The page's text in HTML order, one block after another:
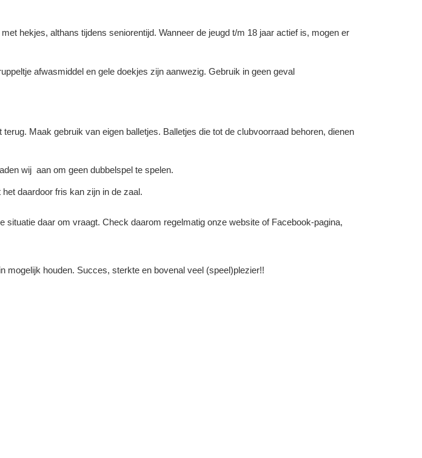
hekjes, althans tijdens seniorentijd. Wanneer de jeugd t/m 18 jaar actief is, mogen er
afwasmiddel en gele doekjes zijn aanwezig. Gebruik in geen geval
Maak gebruik van eigen balletjes. Balletjes die tot de clubvoorraad behoren, dienen
wij aan om geen dubbelspel te spelen.
daardoor fris kan zijn in de zaal.
daar om vraagt. Check daarom regelmatig onze website of Facebook-pagina,
houden. Succes, sterkte en bovenal veel (speel)plezier!!